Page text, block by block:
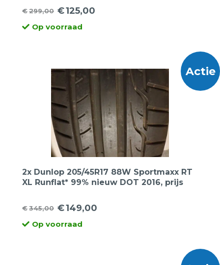
€299,00
Oorspronkelijke
prijs
€125,00
Huidige
prijsOp voorraad
Actie
2x Dunlop 205/45R17 88W Sportmaxx RT
XL Runflat* 99% nieuw DOT 2016, prijs
€345,00
Oorspronkelijke
prijs
€149,00
Huidige
prijsOp voorraad